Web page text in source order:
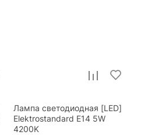
Лампа светодиодная [LED]
Elektrostandard E14 5W
4200K